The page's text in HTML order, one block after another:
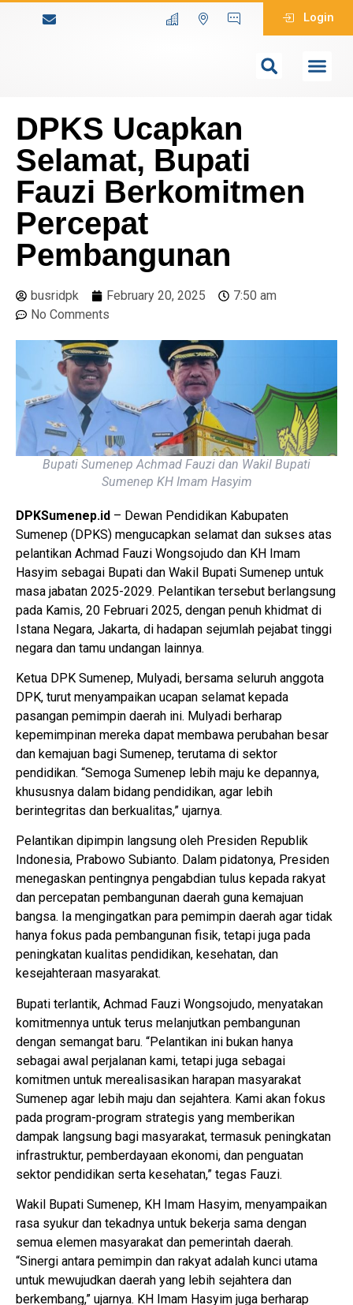
Login
DPKS Ucapkan
Selamat, Bupati
Fauzi Berkomitmen
Percepat
Pembangunan
busridpk February 20, 2025
7:50 am
No Comments
Bupati Sumenep Achmad Fauzi dan Wakil Bupati
Sumenep KH Imam Hasyim
DPKSumenep.id – Dewan Pendidikan Kabupaten
Sumenep (DPKS) mengucapkan selamat dan sukses atas
pelantikan Achmad Fauzi Wongsojudo dan KH Imam
Hasyim sebagai Bupati dan Wakil Bupati Sumenep untuk
masa jabatan 2025-2029. Pelantikan tersebut berlangsung
pada Kamis, 20 Februari 2025, dengan penuh khidmat di
Istana Negara, Jakarta, di hadapan sejumlah pejabat tinggi
negara dan tamu undangan lainnya.
Ketua DPK Sumenep, Mulyadi, bersama seluruh anggota
DPK, turut menyampaikan ucapan selamat kepada
pasangan pemimpin daerah ini. Mulyadi berharap
kepemimpinan mereka dapat membawa perubahan besar
dan kemajuan bagi Sumenep, terutama di sektor
pendidikan. “Semoga Sumenep lebih maju ke depannya,
khususnya dalam bidang pendidikan, agar lebih
berintegritas dan berkualitas,” ujarnya.
Pelantikan dipimpin langsung oleh Presiden Republik
Indonesia, Prabowo Subianto. Dalam pidatonya, Presiden
menegaskan pentingnya pengabdian tulus kepada rakyat
dan percepatan pembangunan daerah guna kemajuan
bangsa. Ia mengingatkan para pemimpin daerah agar tidak
hanya fokus pada pembangunan fisik, tetapi juga pada
peningkatan kualitas pendidikan, kesehatan, dan
kesejahteraan masyarakat.
Bupati terlantik, Achmad Fauzi Wongsojudo, menyatakan
komitmennya untuk terus melanjutkan pembangunan
dengan semangat baru. “Pelantikan ini bukan hanya
sebagai awal perjalanan kami, tetapi juga sebagai
komitmen untuk merealisasikan harapan masyarakat
Sumenep agar lebih maju dan sejahtera. Kami akan fokus
pada program-program strategis yang memberikan
dampak langsung bagi masyarakat, termasuk peningkatan
infrastruktur, pemberdayaan ekonomi, dan penguatan
sektor pendidikan serta kesehatan,” tegas Fauzi.
Wakil Bupati Sumenep, KH Imam Hasyim, menyampaikan
rasa syukur dan tekadnya untuk bekerja sama dengan
semua elemen masyarakat dan pemerintah daerah.
“Sinergi antara pemimpin dan rakyat adalah kunci utama
untuk mewujudkan daerah yang lebih sejahtera dan
berkembang,” ujarnya. KH Imam Hasyim juga berharap